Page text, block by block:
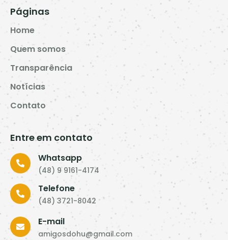
Páginas
Home
Quem somos
Transparência
Notícias
Contato
Entre em contato
Whatsapp
(48) 9 9161-4174
Telefone
(48) 3721-8042
E-mail
amigosdohu@gmail.com